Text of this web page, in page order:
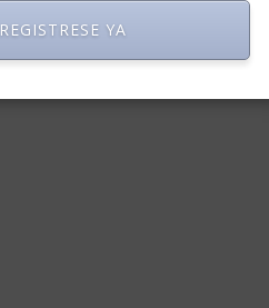
REGISTRESE YA